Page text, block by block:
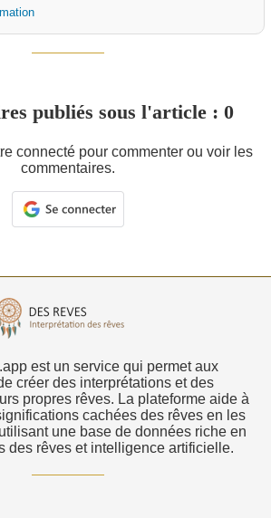
publiés sous l'article : 0
connecté pour commenter ou voir les
commentaires.
est un service qui permet aux
créer des interprétations et des
propres rêves. La plateforme aide à
cachées des rêves en les
une base de données riche en
des rêves et intelligence artificielle.